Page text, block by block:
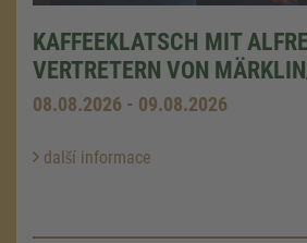
KAFFEEKLATSCH MIT
VERTRETERN VON
08.08.2026 - 09.08.2026
další informace